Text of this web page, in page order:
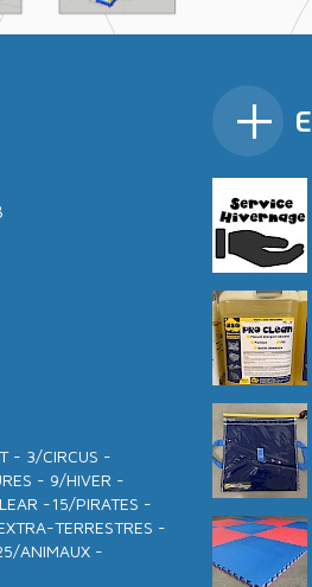
- 3/CIRCUS -
- 9/HIVER -
-15/PIRATES -
TERRESTRES -
ANIMAUX -